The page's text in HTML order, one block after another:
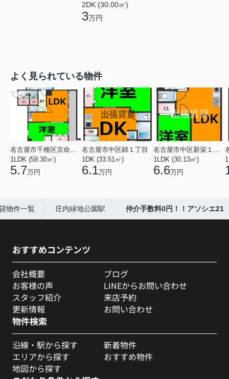
2DK (30.00㎡)
3万円
よく見られている物件
1LDK (58.30㎡)
5.7万円
名古屋市中区錦１丁目
1DK (33.51㎡)
6.1万円
1LDK (30.13㎡)
6.6万円
物件一覧 庄内緑地公園駅 仲介手数料0円！！アソシエ21
おすすめコンテンツ
会社概要
お客様の声
スタッフ紹介
更新情報
ブログ
LINEからお問い合わせ
来店予約
お問い合わせ
物件検索
沿線・駅から探す
エリアから探す
地図から探す
新着物件
おすすめ物件